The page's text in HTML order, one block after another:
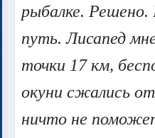
рыбалке. Решено.
путь. Лисапед
точки 17 км,
окуни сжались
ничто не